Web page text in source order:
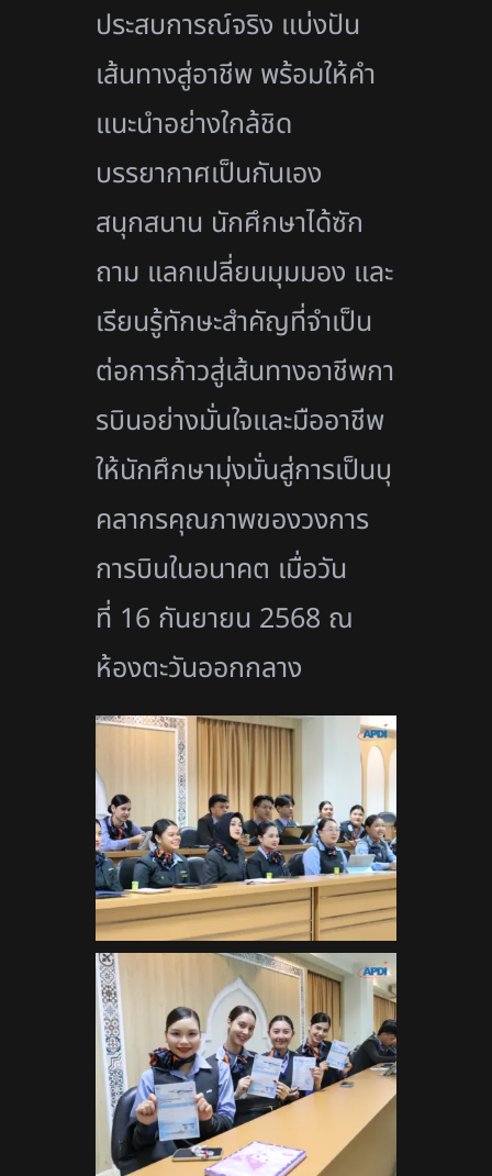
ประสบการณ์จริง แบ่งปัน
เส้นทางสู่อาชีพ พร้อมให้คำ
แนะนำอย่างใกล้ชิด
บรรยากาศเป็นกันเอง
สนุกสนาน นักศึกษาได้ซัก
ถาม แลกเปลี่ยนมุมมอง และ
เรียนรู้ทักษะสำคัญที่จำเป็น
ต่อการก้าวสู่เส้นทางอาชีพกา
รบินอย่างมั่นใจและมืออาชีพ
ให้นักศึกษามุ่งมั่นสู่การเป็นบุ
คลากรคุณภาพของวงการ
การบินในอนาคต เมื่อวัน
ที่ 16 กันยายน 2568 ณ
ห้องตะวันออกกลาง